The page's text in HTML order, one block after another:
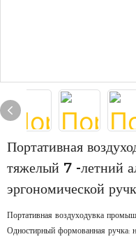
Портативная
тяжелый 7 -летний
эргономической
Портативная воздуходувка
Одностирный формованная ручка: